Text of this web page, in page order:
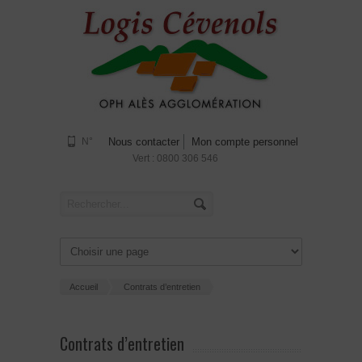
Nous contacter Mon compte personnel
N°
Vert : 0800 306 546
Accueil Contrats d’entretien
Contrats d’entretien